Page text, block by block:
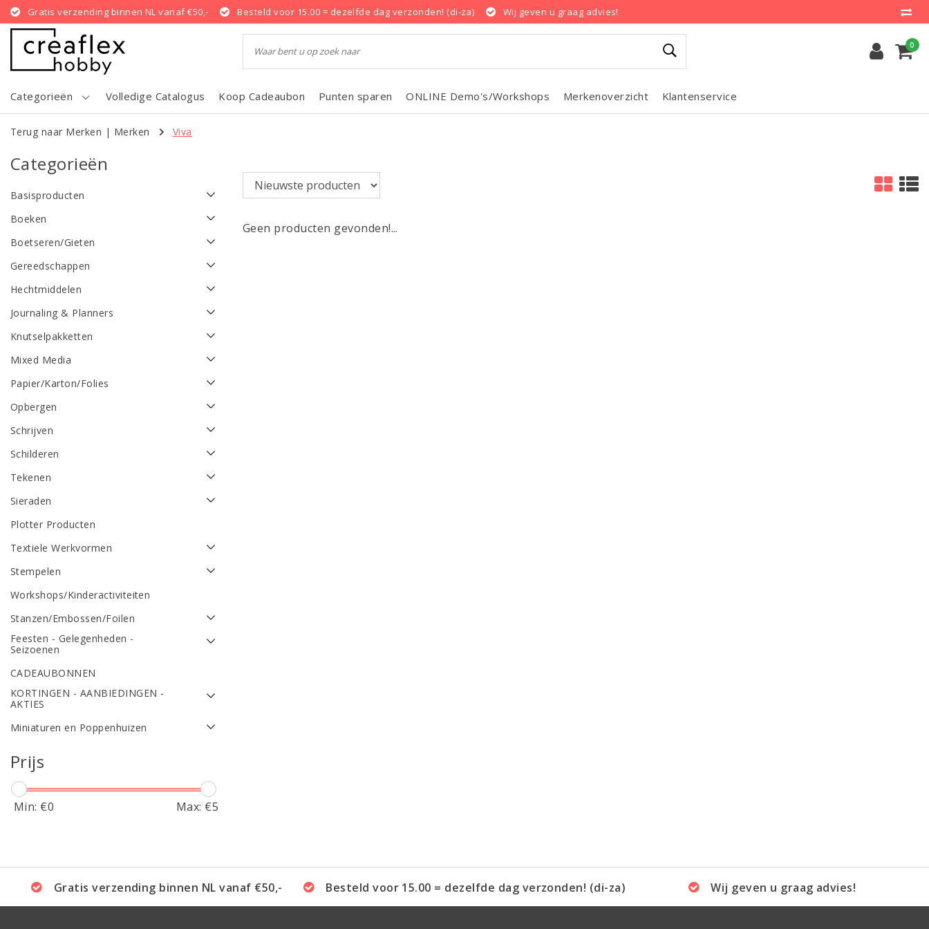
Gratis verzending binnen NL vanaf €50,- Besteld voor 15.00 = dezelfde dag verzonden! (di-za) Wij geven u graag advies!
0
Categorieën Volledige Catalogus Koop Cadeaubon Punten sparen ONLINE Demo's/Workshops Merkenoverzicht Klantenservice
Terug naar Merken | Merken Viva
Categorieën
Basisproducten
Boeken
Boetseren/Gieten
Gereedschappen
Hechtmiddelen
Journaling & Planners
Knutselpakketten
Mixed Media
Papier/Karton/Folies
Opbergen
Schrijven
Schilderen
Tekenen
Sieraden
Plotter Producten
Textiele Werkvormen
Stempelen
Workshops/Kinderactiviteiten
Stanzen/Embossen/Foilen
Feesten - Gelegenheden -
Seizoenen
CADEAUBONNEN
KORTINGEN - AANBIEDINGEN -
AKTIES
Miniaturen en Poppenhuizen
Prijs
Min: €0 Max: €5
Geen producten gevonden!...
Gratis verzending binnen NL vanaf €50,- Besteld voor 15.00 = dezelfde dag verzonden! (di-za) Wij geven u graag advies!